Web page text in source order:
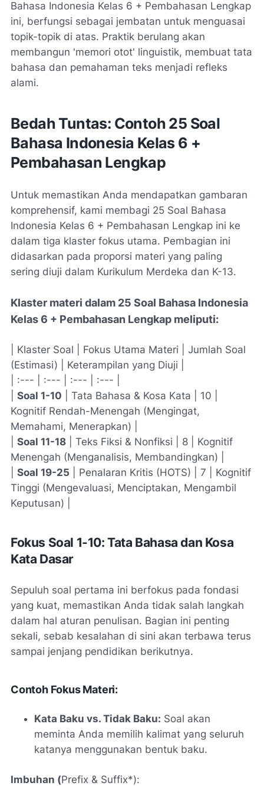
Bahasa Indonesia Kelas 6 + Pembahasan Lengkap
ini, berfungsi sebagai jembatan untuk menguasai
topik-topik di atas. Praktik berulang akan
membangun 'memori otot' linguistik, membuat tata
bahasa dan pemahaman teks menjadi refleks
alami.
Bedah Tuntas: Contoh 25 Soal
Bahasa Indonesia Kelas 6 +
Pembahasan Lengkap
Untuk memastikan Anda mendapatkan gambaran
komprehensif, kami membagi 25 Soal Bahasa
Indonesia Kelas 6 + Pembahasan Lengkap ini ke
dalam tiga klaster fokus utama. Pembagian ini
didasarkan pada proporsi materi yang paling
sering diuji dalam Kurikulum Merdeka dan K-13.
Klaster materi dalam 25 Soal Bahasa Indonesia
Kelas 6 + Pembahasan Lengkap meliputi:
| Klaster Soal | Fokus Utama Materi | Jumlah Soal
(Estimasi) | Keterampilan yang Diuji |
| :--- | :--- | :--- | :--- |
Soal 1-10 | Tata Bahasa & Kosa Kata | 10 |
Kognitif Rendah-Menengah (Mengingat,
Memahami, Menerapkan) |
Soal 11-18 | Teks Fiksi & Nonfiksi | 8 | Kognitif
Menengah (Menganalisis, Membandingkan) |
Soal 19-25 | Penalaran Kritis (HOTS) | 7 | Kognitif
Tinggi (Mengevaluasi, Menciptakan, Mengambil
Keputusan) |
Fokus Soal 1-10: Tata Bahasa dan Kosa
Kata Dasar
Sepuluh soal pertama ini berfokus pada fondasi
yang kuat, memastikan Anda tidak salah langkah
dalam hal aturan penulisan. Bagian ini penting
sekali, sebab kesalahan di sini akan terbawa terus
sampai jenjang pendidikan berikutnya.
Contoh Fokus Materi:
Kata Baku vs. Tidak Baku: Soal akan
meminta Anda memilih kalimat yang seluruh
katanya menggunakan bentuk baku.
Imbuhan (Prefix & Suffix*):